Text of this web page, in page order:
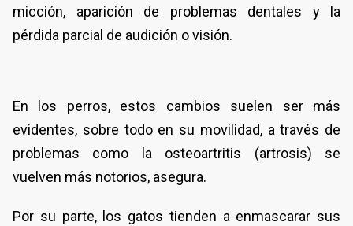
micción, aparición de problemas dentales y la
pérdida parcial de audición o visión.
En los perros, estos cambios suelen ser más
evidentes, sobre todo en su movilidad, a través de
problemas como la osteoartritis (artrosis) se
vuelven más notorios, asegura.
Por su parte, los gatos tienden a enmascarar sus